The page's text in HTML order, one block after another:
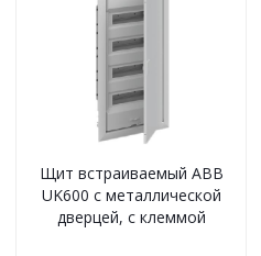
Щит встраиваемый ABB
UK600 с металлической
дверцей, с клеммой